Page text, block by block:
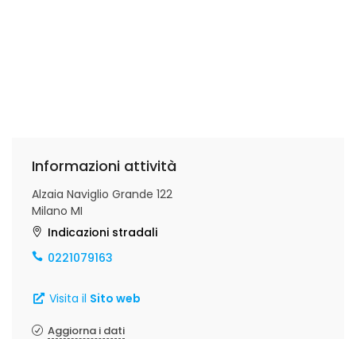
Informazioni attività
Alzaia Naviglio Grande 122
Milano MI
Indicazioni stradali
0221079163
Visita il Sito web
Aggiorna i dati